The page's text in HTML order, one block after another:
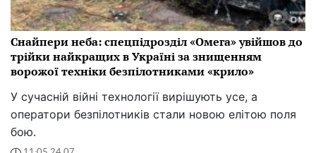
Снайпери неба: спецпідрозділ «Омега» увійшов до
трійки найкращих в Україні за знищенням
ворожої техніки безпілотниками «крило»
У сучасній війні технології вирішують усе, а
оператори безпілотників стали новою елітою поля
бою.